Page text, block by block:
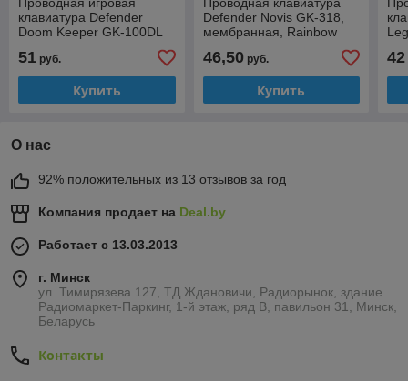
Проводная игровая
клавиатура Defender
Doom Keeper GK-100DL
Ghost
51 руб.
Купить
Проводная клавиатура
Defender Novis GK-318,
мембранная, Rainbow
46,50руб.
Купить
42
О нас
92% положительных из 13 отзывов за год
Компания продает на Deal.by
Работает с 13.03.2013
г. Минск
ул. Тимирязева 127, ТД Ждановичи, Радиорынок, здание
Радиомаркет-Паркинг, 1-й этаж, ряд В, павильон 31, Минск,
Беларусь
Контакты